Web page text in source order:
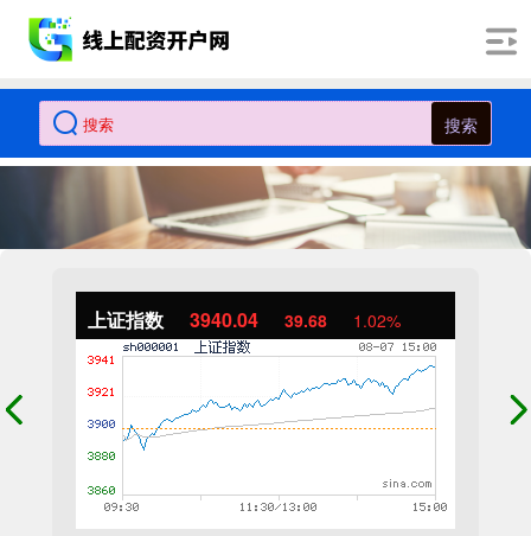
搜索
上证指数 3940.04 39.68 1.02%